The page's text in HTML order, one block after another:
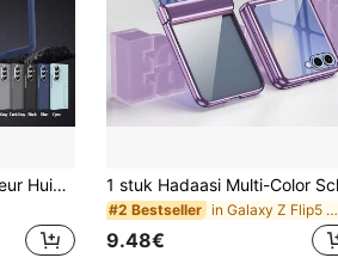
1 stuk Hadaasi Multi-Kleur Huidgevoel Vouwbare Stand Mat Metalen Lens Film Horizontale/Verticale Verstelbare Letter Stand Volledige Dekking Schokbestendige Telefoonhoes Compatibel Met Samsung Galaxy Z Fold 8/Z Fold 7/Z Fold 6/Z Fold 5/Z Fold 4/Z Fold 3
#2 Bestseller in Galaxy Z Flip5 Telefoonhoesjes
9.48€